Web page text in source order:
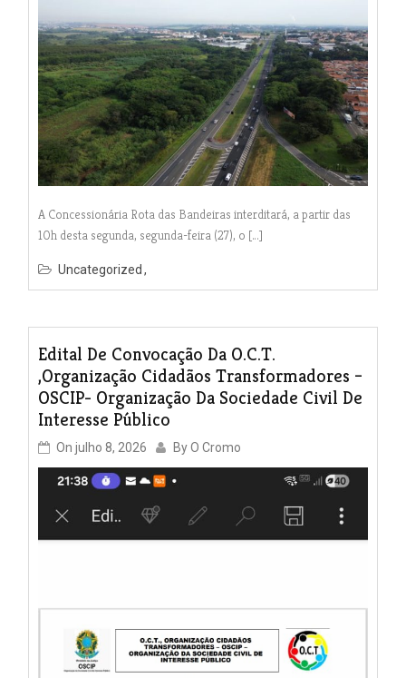
A Concessionária Rota das Bandeiras interditará, a partir das
10h desta segunda, segunda-feira (27), o […]
Uncategorized
Edital De Convocação Da O.C.T.
,Organização Cidadãos Transformadores –
OSCIP- Organização Da Sociedade Civil De
Interesse Público
On julho 8, 2026 ByO Cromo